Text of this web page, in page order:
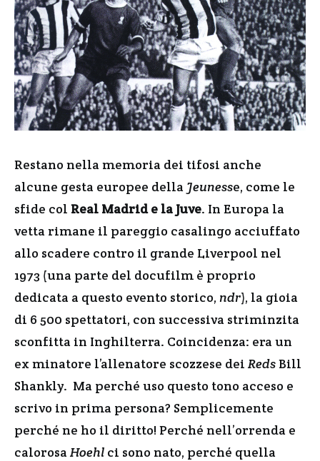
Restano nella memoria dei tifosi anche
alcune gesta europee della Jeunesse, come le
sfide col Real Madrid e la Juve. In Europa la
vetta rimane il pareggio casalingo acciuffato
allo scadere contro il grande Liverpool nel
1973 (una parte del docufilm è proprio
dedicata a questo evento storico, ndr), la gioia
di 6 500 spettatori, con successiva striminzita
sconfitta in Inghilterra. Coincidenza: era un
ex minatore l’allenatore scozzese dei RedsBill
Shankly. Ma perché uso questo tono acceso e
scrivo in prima persona? Semplicemente
perché ne ho il diritto! Perché nell’orrenda e
calorosa Hoehl ci sono nato, perché quella